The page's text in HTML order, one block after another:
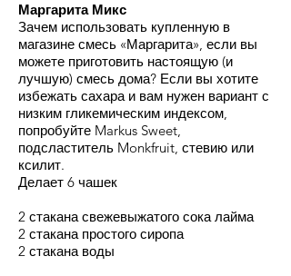
Маргарита Микс
Зачем использовать купленную в
магазине смесь «Маргарита», если вы
можете приготовить настоящую (и
лучшую) смесь дома? Если вы хотите
избежать сахара и вам нужен вариант с
низким гликемическим индексом,
попробуйте Markus Sweet,
подсластитель Monkfruit, стевию или
ксилит.
Делает 6 чашек
2 стакана свежевыжатого сока лайма
2 стакана простого сиропа
2 стакана воды